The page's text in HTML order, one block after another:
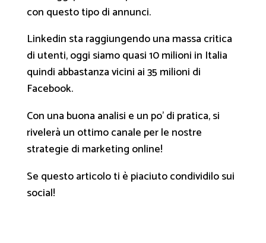
con questo tipo di annunci.
Linkedin sta raggiungendo una massa critica
di utenti, oggi siamo quasi 10 milioni in Italia
quindi abbastanza vicini ai 35 milioni di
Facebook.
Con una buona analisi e un po’ di pratica, si
rivelerà un ottimo canale per le nostre
strategie di marketing online!
Se questo articolo ti è piaciuto condividilo sui
social!